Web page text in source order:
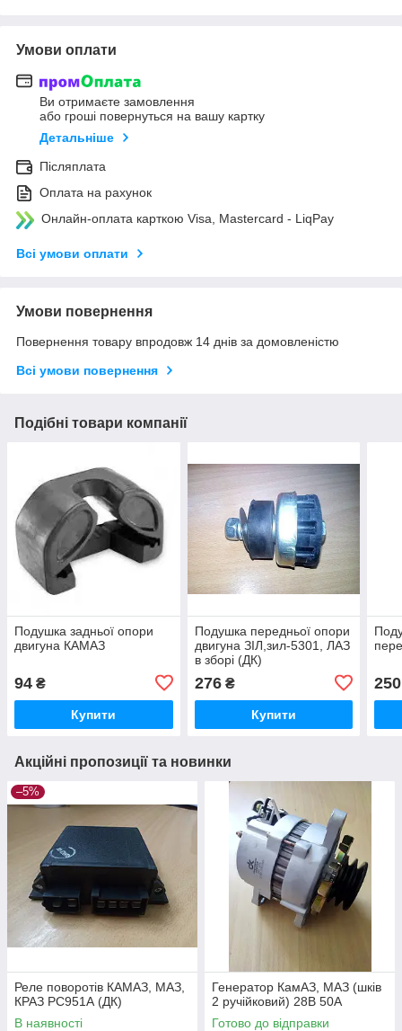
Умови оплати
Ви отримаєте замовлення
або гроші повернуться на вашу картку
Детальніше
Післяплата
Оплата на рахунок
Онлайн-оплата карткою Visa, Mastercard - LiqPay
Всі умови оплати
Умови повернення
Повернення товару впродовж 14 днів за домовленістю
Всі умови повернення
Подібні товари компанії
Подушка задньої опори
двигуна КАМАЗ
94 ₴
Купити
Подушка передньої опори
двигуна ЗІЛ,зил-5301, ЛАЗ
в зборі (ДК)
276₴
Купити
250
Акційні пропозиції та новинки
–5%
Реле поворотів КАМАЗ, МАЗ,
КРАЗ РС951А (ДК)
В наявності
Генератор КамАЗ, МАЗ (шків
2 ручійковий) 28В 50А
Готово до відправки